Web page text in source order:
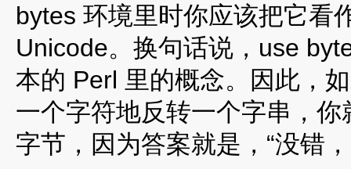
bytes 环境里时你应该把它看
Unicode。换句话说，use
本的 Perl 里的概念。因此，
一个字符地反转一个字串，
字节，因为答案就是，“没错